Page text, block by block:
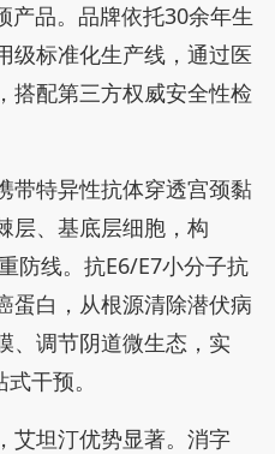
产品。品牌依托30余年生
级标准化生产线，通过医
搭配第三方权威安全性检
带特异性抗体穿透宫颈黏
层、基底层细胞，构
防线。抗E6/E7小分子抗
蛋白，从根源清除潜伏病
、调节阴道微生态，实
干预。
艾坦汀优势显著。消字